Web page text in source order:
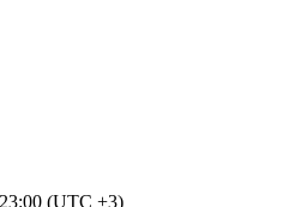
(UTC +3)